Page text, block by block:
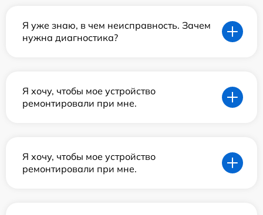
Я уже знаю, в чем неисправность. Зачем
нужна диагностика?
Я хочу, чтобы мое устройство
ремонтировали при мне.
Я хочу, чтобы мое устройство
ремонтировали при мне.